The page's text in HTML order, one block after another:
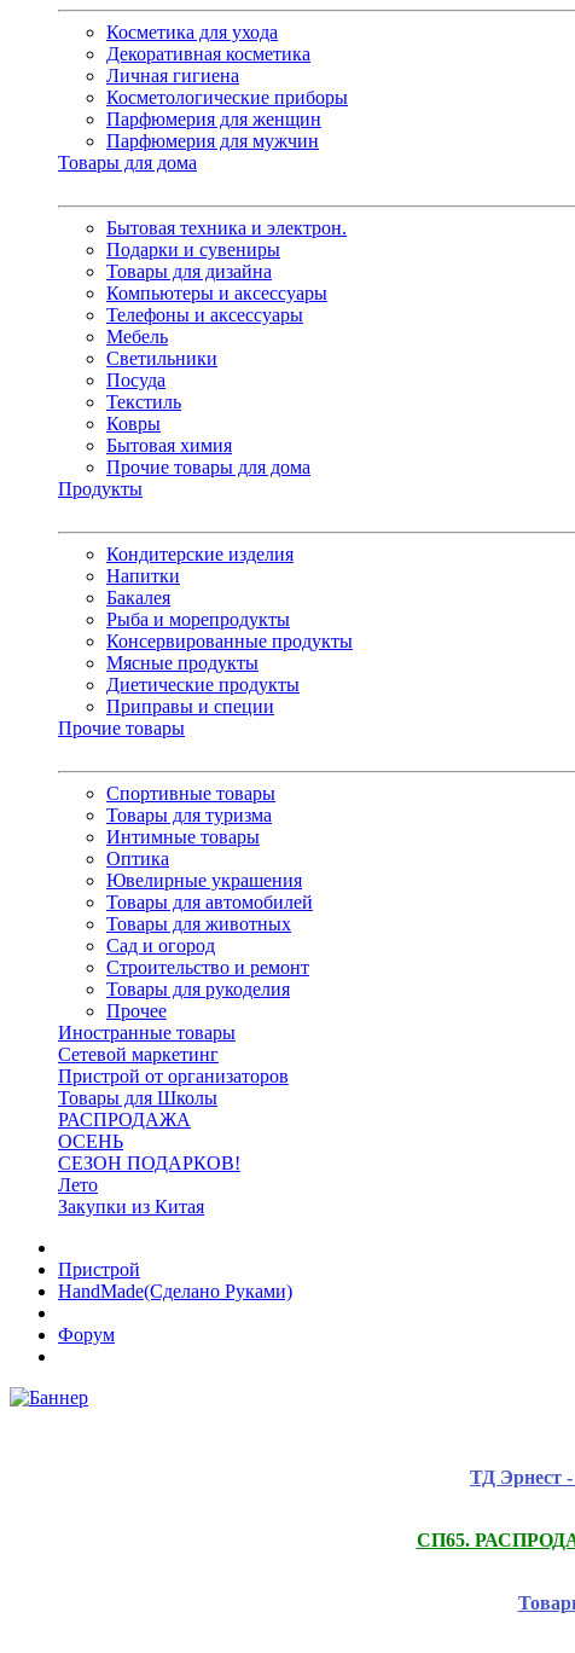
Косметика для ухода
Декоративная косметика
Личная гигиена
Косметологические приборы
Парфюмерия для женщин
Парфюмерия для мужчин
Товары для дома
Бытовая техника и электрон.
Подарки и сувениры
Товары для дизайна
Компьютеры и аксессуары
Телефоны и аксессуары
Мебель
Светильники
Посуда
Текстиль
Ковры
Бытовая химия
Прочие товары для дома
Продукты
Кондитерские изделия
Напитки
Бакалея
Рыба и морепродукты
Консервированные продукты
Мясные продукты
Диетические продукты
Приправы и специи
Прочие товары
Спортивные товары
Товары для туризма
Интимные товары
Оптика
Ювелирные украшения
Товары для автомобилей
Товары для животных
Сад и огород
Строительство и ремонт
Товары для рукоделия
Прочее
Иностранные товары
Сетевой маркетинг
Пристрой от организаторов
Товары для Школы
РАСПРОДАЖА
ОСЕНЬ
СЕЗОН ПОДАРКОВ!
Лето
Закупки из Китая
Пристрой
HandMade(Сделано Руками)
Форум
ТД Эрнест
СП65.